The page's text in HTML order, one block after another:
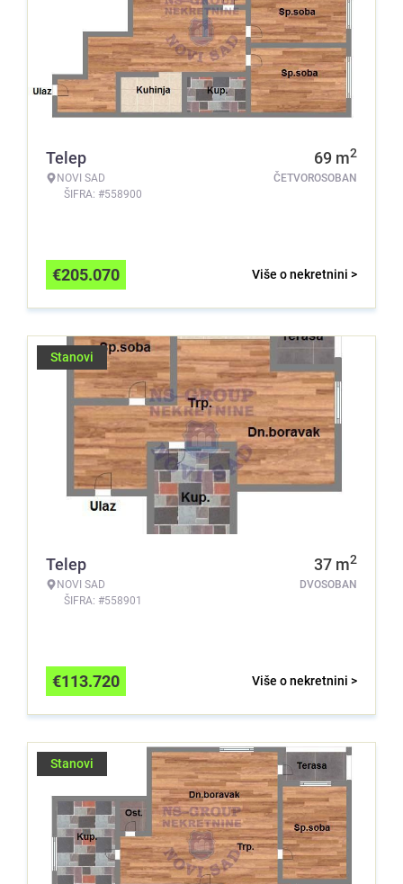
Telep
NOVI SAD
ŠIFRA: #558900
69 m2
ČETVOROSOBAN
Više o nekretnini >
€205.070
Stanovi
Telep
NOVI SAD
ŠIFRA: #558901
37 m2
DVOSOBAN
Više o nekretnini >
€113.720
Stanovi